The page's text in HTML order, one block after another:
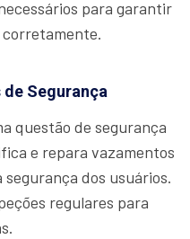
para garantir
Segurança
questão de segurança
e repara vazamentos
dos usuários.
regulares para